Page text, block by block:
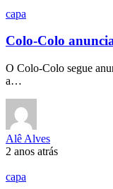
capa
Colo-Colo
O Colo-Colo segue
a…
Alê Alves
2 anos atrás
capa